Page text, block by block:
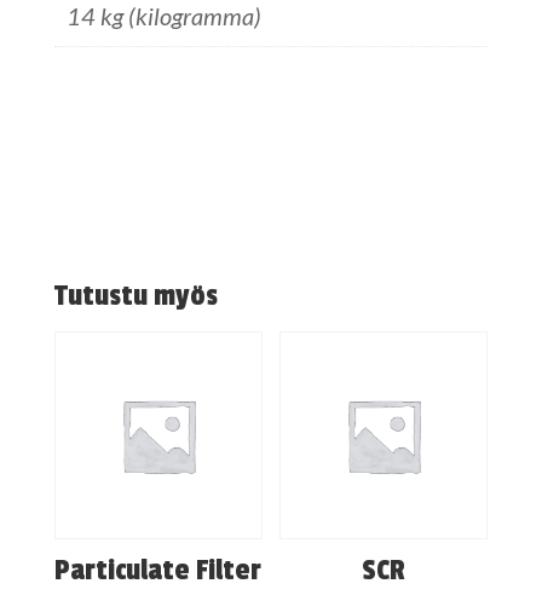
14 kg (kilogramma)
Tutustu myös
Particulate Filter SCR